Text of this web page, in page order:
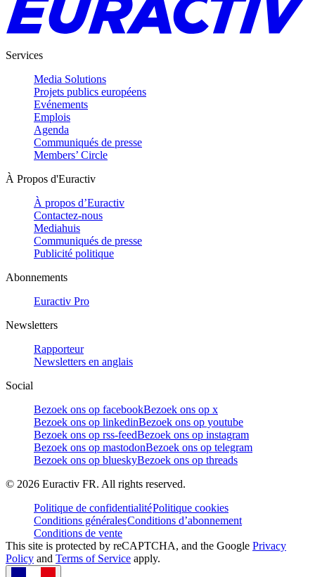
Services
Media Solutions
Projets publics européens
Evénements
Emplois
Agenda
Communiqués de presse
Members’ Circle
À Propos d'Euractiv
À propos d’Euractiv
Contactez-nous
Mediahuis
Communiqués de presse
Publicité politique
Abonnements
Euractiv Pro
Newsletters
Rapporteur
Newsletters en anglais
Social
Bezoek ons op facebookBezoek ons op x
Bezoek ons op linkedinBezoek ons op youtube
Bezoek ons op rss-feedBezoek ons op instagram
Bezoek ons op mastodonBezoek ons op telegram
Bezoek ons op blueskyBezoek ons op threads
© 2026 Euractiv FR. All rights reserved.
Politique de confidentialitéPolitique cookies
Conditions généralesConditions d’abonnement
Conditions de vente
This site is protected by reCAPTCHA, and the Google Privacy
Policy and Terms of Service apply.